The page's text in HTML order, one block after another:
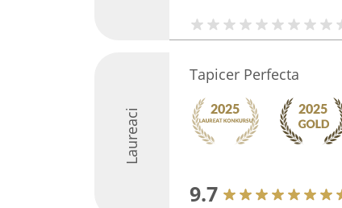
Laureaci
Tapicer Perfecta
9.7